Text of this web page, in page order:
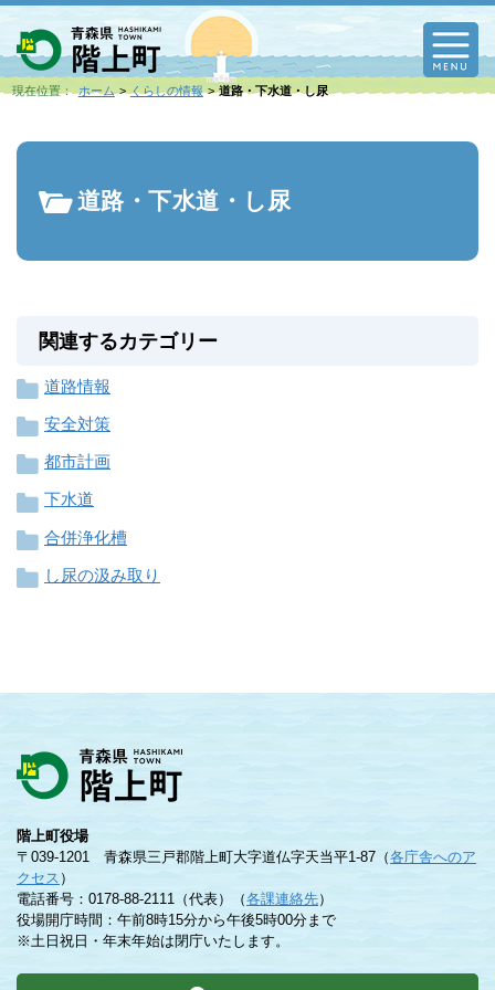
現在位置： ホーム くらしの情報 道路・下水道・し尿
道路・下水道・し尿
関連するカテゴリー
道路情報
安全対策
都市計画
下水道
合併浄化槽
し尿の汲み取り
階上町役場
〒039-1201 青森県三戸郡階上町大字道仏字天当平1-87（各庁舎へのア
クセス ）
電話番号：0178-88-2111（代表）（各課連絡先）
役場開庁時間：午前8時15分から午後5時00分まで
※土日祝日・年末年始は閉庁いたします。